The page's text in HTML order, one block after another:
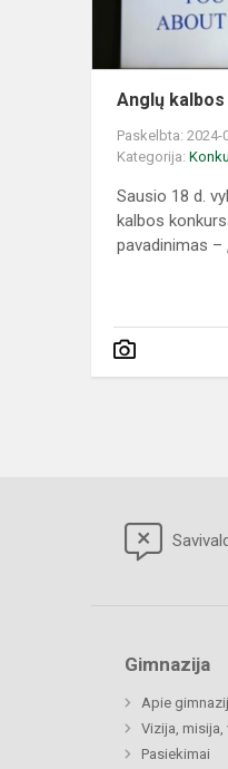
Anglų
Paskelbta: 2024-
Kategorija:
Sausio 18 d.
kalbos
pavadinimas –
Gimnazija
Apie
Vizija, misija,
Pasiekimai